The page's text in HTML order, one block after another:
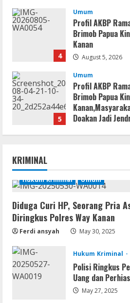
Umum
Profil AKBP
Brimob Papua
Serialers
MATLAB Crack
Premium
Ableton Live
10 (x32x64)
August 6, 2026
Lan
Assassin’s
Deluxe Edition
Umum
Profil AKBP
KRIMINAL
Hukum Kriminal Umum
Diduga Curi HP, Seorang Pria
Diringkus Polres Way Kanan
Ferdi ansyah May 30, 2025
Hukum Kriminal
Polisi Ringkus
Uang dan
May 27, 2025